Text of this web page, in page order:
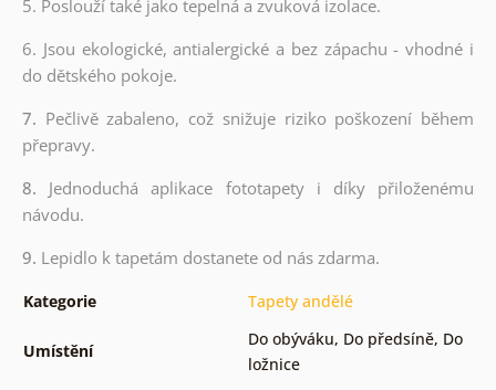
5. Poslouží také jako tepelná a zvuková izolace.
6. Jsou ekologické, antialergické a bez zápachu - vhodné i
do dětského pokoje.
7. Pečlivě zabaleno, což snižuje riziko poškození během
přepravy.
8. Jednoduchá aplikace fototapety i díky přiloženému
návodu.
9. Lepidlo k tapetám dostanete od nás zdarma.
Kategorie Tapety andělé
Umístění
Do obýváku, Do předsíně, Do
ložnice